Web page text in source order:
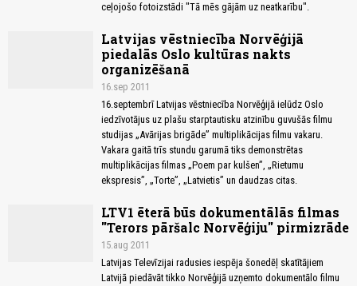
ceļojošo fotoizstādi "Tā mēs gājām uz neatkarību".
Latvijas vēstniecība Norvēģijā
piedalās Oslo kultūras nakts
organizēšanā
16.sep 2011
16.septembrī Latvijas vēstniecība Norvēģijā ielūdz Oslo
iedzīvotājus uz plašu starptautisku atzinību guvušās filmu
studijas „Avārijas brigāde” multiplikācijas filmu vakaru.
Vakara gaitā trīs stundu garumā tiks demonstrētas
multiplikācijas filmas „Poem par kulšen”, „Rietumu
ekspresis”, „Torte”, „Latvietis” un daudzas citas.
LTV1 ēterā būs dokumentālās filmas
''Terors pāršalc Norvēģiju'' pirmizrāde
15.aug 2011
Latvijas Televīzijai radusies iespēja šonedēļ skatītājiem
Latvijā piedāvāt tikko Norvēģijā uzņemto dokumentālo filmu